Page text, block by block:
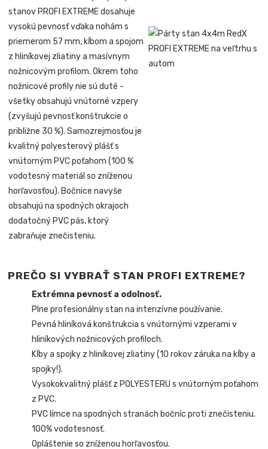
stanov PROFI EXTREME dosahuje
vysokú pevnosť vďaka nohám s
priemerom 57 mm, kĺbom a spojom
z hliníkovej zliatiny a masívnym
nožnicovým profilom. Okrem toho
nožnicové profily nie sú duté -
všetky obsahujú vnútorné vzpery
(zvyšujú pevnosť konštrukcie o
približne 30 %). Samozrejmosťou je
kvalitný polyesterový plášť s
vnútorným PVC poťahom (100 %
vodotesný materiál so zníženou
horľavosťou). Bočnice navyše
obsahujú na spodných okrajoch
dodatočný PVC pás, ktorý
zabraňuje znečisteniu.
PREČO SI VYBRAŤ STAN PROFI EXTREME?
Extrémna pevnosť a odolnosť.
Plne profesionálny stan na intenzívne používanie.
Pevná hliníková konštrukcia s vnútornými vzperami v
hliníkových nožnicových profiloch.
Kĺby a spojky z hliníkovej zliatiny (10 rokov záruka na kĺby a
spojky!).
Vysokokvalitný plášť z POLYESTERU s vnútorným poťahom
z PVC.
PVC límce na spodných stranách bočníc proti znečisteniu.
100% vodotesnosť.
Opláštenie so zníženou horľavosťou.